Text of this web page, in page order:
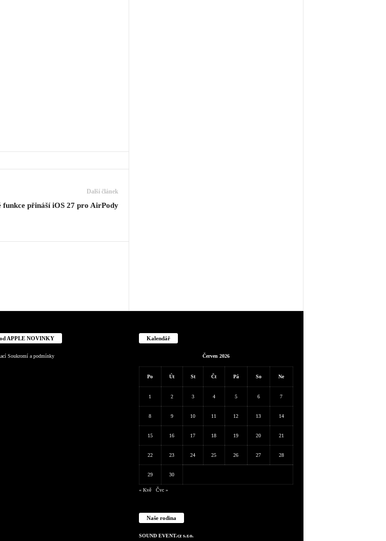
Další článek
funkce přináší iOS 27 pro AirPody
APPLE NOVINKY
Soukromí a podmínky
Kalendář
Červen 2026
Po Út St Čt Pá So Ne
1 2 3 4 5 6 7
8 9 10 11 12 13 14
15 16 17 18 19 20 21
22 23 24 25 26 27 28
29 30
« Kvě Čvc »
Naše rodina
SOUND EVENT.cz s.r.o.